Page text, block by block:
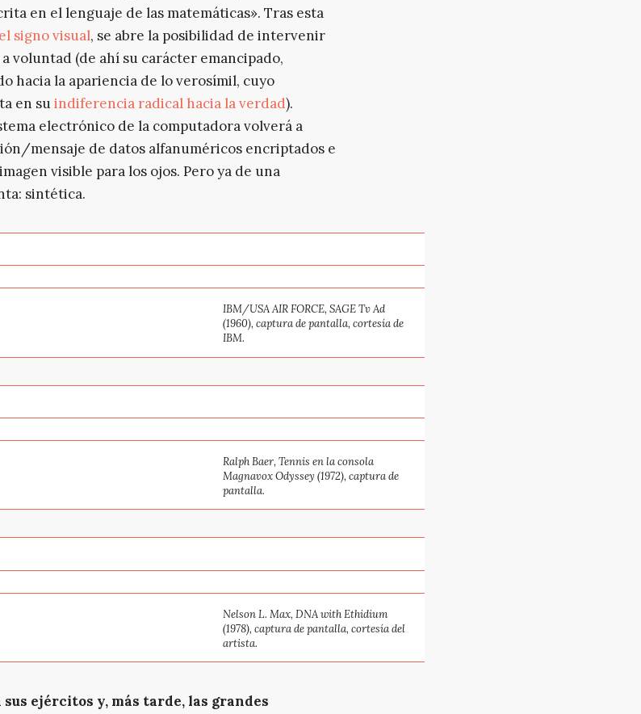
en el lenguaje de las matemáticas». Tras esta
signo visual, se abre la posibilidad de intervenir
voluntad (de ahí su carácter emancipado,
hacia la apariencia de lo verosímil, cuyo
en suindiferencia radical hacia la verdad).
electrónico de la computadora volverá a
mensaje de datos alfanuméricos encriptados e
visible para los ojos. Pero ya de una
sintética.
IBM/USA AIR FORCE, SAGE Tv Ad
(1960), captura de pantalla, cortesía de
IBM.
Ralph Baer, Tennis en la consola
Magnavox Odyssey (1972), captura de
pantalla.
Nelson L. Max, DNA with Ethidium
(1978), captura de pantalla, cortesía del
artista.
sus ejércitos y, más tarde, las grandes